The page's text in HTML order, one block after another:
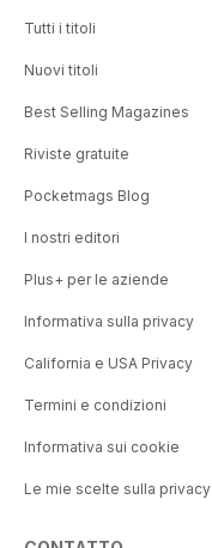
Tutti i titoli
Nuovi titoli
Best Selling Magazines
Riviste gratuite
Pocketmags Blog
I nostri editori
Plus+ per le aziende
Informativa sulla privacy
California e USA Privacy
Termini e condizioni
Informativa sui cookie
Le mie scelte sulla privacy